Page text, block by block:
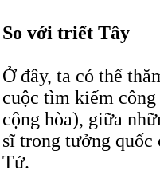
So với triết Tây
Ở đây, ta có thể
cuộc tìm kiếm
cộng hòa), giữa
sĩ trong tưởng quốc
Tử.